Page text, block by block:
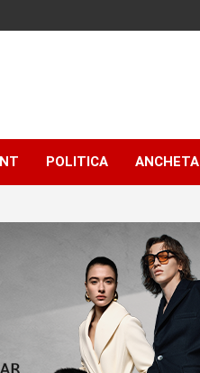
POLITICA ANCHETA